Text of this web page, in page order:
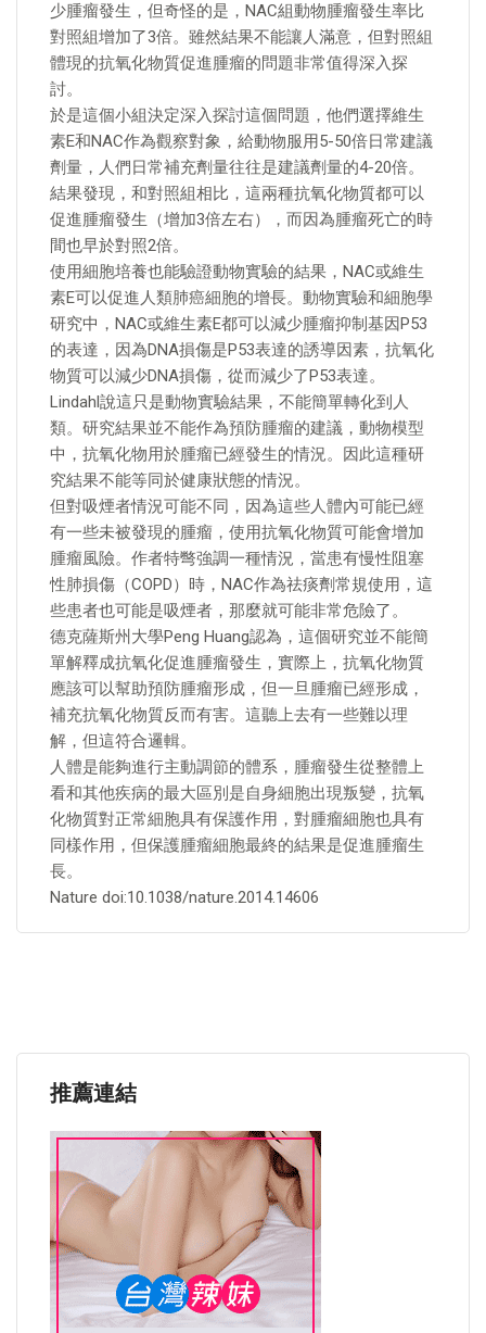
少腫瘤發生，但奇怪的是，NAC組動物腫瘤發生率比
對照組增加了3倍。雖然結果不能讓人滿意，但對照組
體現的抗氧化物質促進腫瘤的問題非常值得深入探
討。
於是這個小組決定深入探討這個問題，他們選擇維生
素E和NAC作為觀察對象，給動物服用5-50倍日常建議
劑量，人們日常補充劑量往往是建議劑量的4-20倍。
結果發現，和對照組相比，這兩種抗氧化物質都可以
促進腫瘤發生（增加3倍左右），而因為腫瘤死亡的時
間也早於對照2倍。
使用細胞培養也能驗證動物實驗的結果，NAC或維生
素E可以促進人類肺癌細胞的增長。動物實驗和細胞學
研究中，NAC或維生素E都可以減少腫瘤抑制基因P53
的表達，因為DNA損傷是P53表達的誘導因素，抗氧化
物質可以減少DNA損傷，從而減少了P53表達。
Lindahl說這只是動物實驗結果，不能簡單轉化到人
類。研究結果並不能作為預防腫瘤的建議，動物模型
中，抗氧化物用於腫瘤已經發生的情況。因此這種研
究結果不能等同於健康狀態的情況。
但對吸煙者情況可能不同，因為這些人體內可能已經
有一些未被發現的腫瘤，使用抗氧化物質可能會增加
腫瘤風險。作者特彆強調一種情況，當患有慢性阻塞
性肺損傷（COPD）時，NAC作為祛痰劑常規使用，這
些患者也可能是吸煙者，那麼就可能非常危險了。
德克薩斯州大學Peng Huang認為，這個研究並不能簡
單解釋成抗氧化促進腫瘤發生，實際上，抗氧化物質
應該可以幫助預防腫瘤形成，但一旦腫瘤已經形成，
補充抗氧化物質反而有害。這聽上去有一些難以理
解，但這符合邏輯。
人體是能夠進行主動調節的體系，腫瘤發生從整體上
看和其他疾病的最大區別是自身細胞出現叛變，抗氧
化物質對正常細胞具有保護作用，對腫瘤細胞也具有
同樣作用，但保護腫瘤細胞最終的結果是促進腫瘤生
長。
Nature doi:10.1038/nature.2014.14606
推薦連結